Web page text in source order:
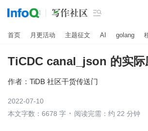

首页 月更活动 主题征文 AI golang
TiCDC canal_json 的实际
作者： TiDB 社区干货传送门
2022-07-10
本文字数：6678 字
阅读完需：约 22 分钟